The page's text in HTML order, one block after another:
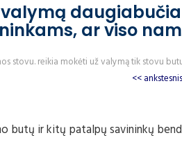
ar viso
stovu. reikia mokėti už valymą tik stovu
<<
butų ir kitų patalpų savininkų